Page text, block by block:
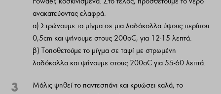
ανακατεύοντας ελαφρά.
α) Στρώνουμε το μίγμα σε μια λαδόκολλα ύψους περίπου
0,5cm και ψήνουμε στους 200οC, για 12-15 λεπτά.
β) Τοποθετούμε το μίγμα σε ταψί με στρωμένη
λαδόκολλα και ψήνουμε στους 200οC για 55-60 λεπτά.
3
Μόλις ψηθεί το παντεσπάνι και κρυώσει καλά, το